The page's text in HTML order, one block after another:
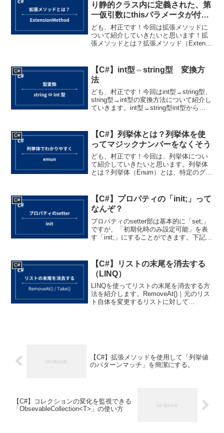
り静的クラス内に定義された、第
一仮引数にthisパラメータが付い
た静的メソッド！
ども、村正です！今回は拡張メソッドに
ついて紹介していきたいと思います！拡
張メソッドとは？拡張メソッド（Extend
静的メソッドのことです。拡張メソッド
を使うこと...
C#
【C#】int型⇔string型 変換方
法
ども、村正です！今回はint型→string型、
string型→int型の変換方法について紹介し
ていきます。int型→string型int型から
ToSt...
C#
【C#】列挙体とは？列挙体を使
ってマジックナンバーをなくそう
ども、村正です！今回は、列挙体につい
て紹介していきたいと思います。列挙体
とは？列挙体（Enum）とは、特定のグル
（構造）です。よく例として挙げられる
のは「曜日を表現する列...
C#
【C#】プロパティの「init;」って
なんぞ？
プロパティのsetter部は基本的に「set;」
ですが、「初期化時のみ設定可能」を表
す「init;」にすることができます。下記の
成時のみ値を設定できるように...
C#
【C#】リストの末尾を消去する
（LINQ）
LINQを使ってリストの末尾を消去する方
法を紹介します。RemoveAt()｜元のリス
ト自体を変更するリストに対して
【C#】拡張メソッドを使用して「列挙値
のパターンマッチ」を簡潔にする。
【C#】コレクションの変化を監視できる
「ObsevableCollection<T>」の使い方